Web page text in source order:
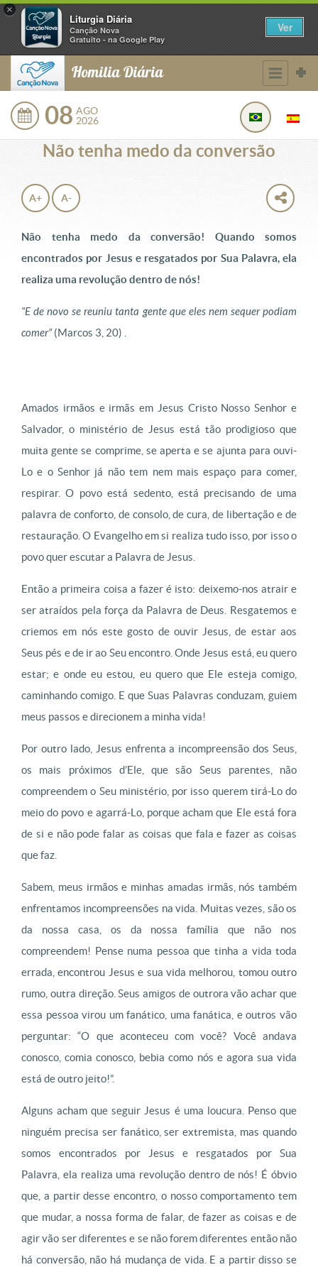
×
Liturgia Diária
Canção Nova
Gratuito - na Google Play
Ver
Homilia Diária
08 AGO
2026
Não tenha medo da conversão
A+ A-
Não tenha medo da conversão! Quando somos
encontrados por Jesus e resgatados por Sua Palavra, ela
realiza uma revolução dentro de nós!
“E de novo se reuniu tanta gente que eles nem sequer podiam
comer”(Marcos 3, 20) .
Amados irmãos e irmãs em Jesus Cristo Nosso Senhor e
Salvador, o ministério de Jesus está tão prodigioso que
muita gente se comprime, se aperta e se ajunta para ouvi-
Lo e o Senhor já não tem nem mais espaço para comer,
respirar. O povo está sedento, está precisando de uma
palavra de conforto, de consolo, de cura, de libertação e de
restauração. O Evangelho em si realiza tudo isso, por isso o
povo quer escutar a Palavra de Jesus.
Então a primeira coisa a fazer é isto: deixemo-nos atrair e
ser atraídos pela força da Palavra de Deus. Resgatemos e
criemos em nós este gosto de ouvir Jesus, de estar aos
Seus pés e de ir ao Seu encontro. Onde Jesus está, eu quero
estar; e onde eu estou, eu quero que Ele esteja comigo,
caminhando comigo. E que Suas Palavras conduzam, guiem
meus passos e direcionem a minha vida!
Por outro lado, Jesus enfrenta a incompreensão dos Seus,
os mais próximos d’Ele, que são Seus parentes, não
compreendem o Seu ministério, por isso querem tirá-Lo do
meio do povo e agarrá-Lo, porque acham que Ele está fora
de si e não pode falar as coisas que fala e fazer as coisas
que faz.
Sabem, meus irmãos e minhas amadas irmãs, nós também
enfrentamos incompreensões na vida. Muitas vezes, são os
da nossa casa, os da nossa família que não nos
compreendem! Pense numa pessoa que tinha a vida toda
errada, encontrou Jesus e sua vida melhorou, tomou outro
rumo, outra direção. Seus amigos de outrora vão achar que
essa pessoa virou um fanático, uma fanática, e outros vão
perguntar: “O que aconteceu com você? Você andava
conosco, comia conosco, bebia como nós e agora sua vida
está de outro jeito!”.
Alguns acham que seguir Jesus é uma loucura. Penso que
ninguém precisa ser fanático, ser extremista, mas quando
somos encontrados por Jesus e resgatados por Sua
Palavra, ela realiza uma revolução dentro de nós! É óbvio
que, a partir desse encontro, o nosso comportamento tem
que mudar, a nossa forma de falar, de fazer as coisas e de
agir vão ser diferentes e se não forem diferentes então não
há conversão, não há mudança de vida. E a partir disso se